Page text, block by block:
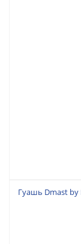
Гуашь Dmast by